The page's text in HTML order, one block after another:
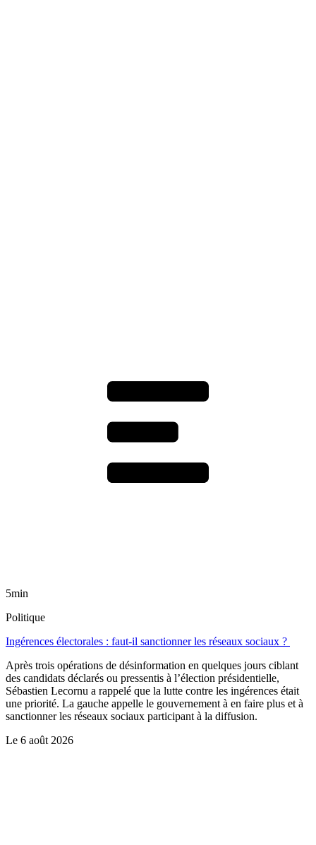
5min
Politique
Ingérences électorales : faut-il sanctionner les réseaux sociaux ?
Après trois opérations de désinformation en quelques jours ciblant
des candidats déclarés ou pressentis à l’élection présidentielle,
Sébastien Lecornu a rappelé que la lutte contre les ingérences était
une priorité. La gauche appelle le gouvernement à en faire plus et à
sanctionner les réseaux sociaux participant à la diffusion.
Le 6 août 2026